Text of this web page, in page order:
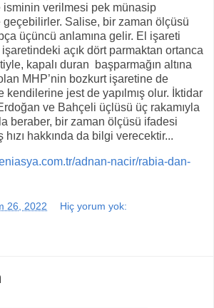
isminin verilmesi pek münasip
Salise, bir zaman ölçüsü
üçüncü anlamına gelir. El işareti
işaretindeki açık dört parmaktan ortanca
kapalı duran
başparmağın altına
MHP’nin bozkurt işaretine de
kendilerine jest de yapılmış olur. İktidar
ve Bahçeli üçlüsü üç rakamıyla
beraber, bir zaman ölçüsü ifadesi
hakkında da bilgi verecektir...
adnan-nacir/rabia-dan-
26, 2022 Hiç yorum yok: